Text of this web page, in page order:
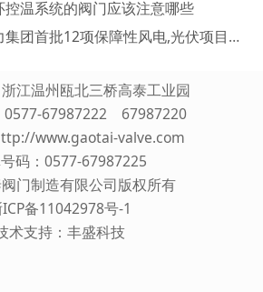
控温系统的阀门应该注意哪些
首批12项保障性风电,光伏项目接网工程获核准
江温州瓯北三桥高泰工业园
0577-67987222 67987220
www.gaotai-valve.com
码：0577-67987225
门制造有限公司版权所有
备11042978号-1
术支持： 丰盛科技